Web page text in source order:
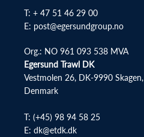
T: + 47 51 46 29 00
E: post@egersundgroup.no
Org.: NO 961 093 538 MVA
Egersund Trawl DK
Vestmolen 26, DK-9990 Skagen,
Denmark
T:(+45) 98 94 58 25
E:dk@etdk.dk